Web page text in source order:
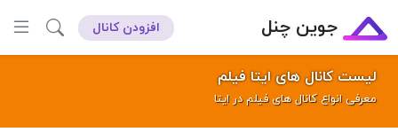
جوین چنل افزودن کانال
لیست کانال های ایتا فیلم
معرفی انواع کانال های فیلم در ایتا